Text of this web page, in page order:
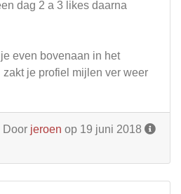
dag 2 a 3 likes daarna
even bovenaan in het
je profiel mijlen ver weer
Door jeroen op 19 juni 2018